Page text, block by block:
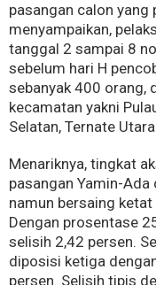
pasangan calon yang
menyampaikan,
tanggal 2 sampai 8
sebelum hari H
sebanyak 400 orang,
kecamatan yakni
Selatan, Ternate
Menariknya, tingkat
pasangan Yamin-
namun bersaing
Dengan prosentase
selisih 2,42 persen.
diposisi ketiga
persen. Selisih tipis